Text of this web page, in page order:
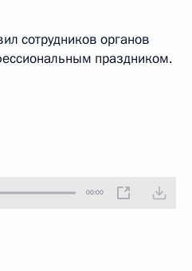
сотрудников органов
праздником.
00:00